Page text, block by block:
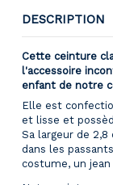
DESCRIPTION
Cette ceinture
l'accessoire
enfant de notre
Elle est
et lisse et
Sa largeur de
dans les
costume, un